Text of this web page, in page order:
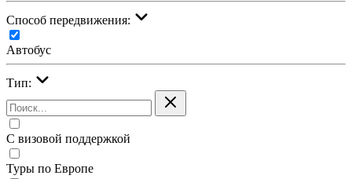
Cпособ передвижения:
Автобус
Тип:
С визовой поддержкой
Туры по Европе